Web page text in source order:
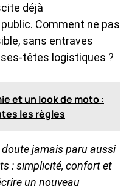
déjà
Comment ne pas
sans entraves
têtes logistiques ?
et un look de moto :
les règles
doute jamais paru aussi
: simplicité, confort et
un nouveau